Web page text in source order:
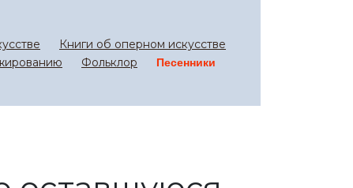
Книги об оперном искусстве
Фольклор Песенники